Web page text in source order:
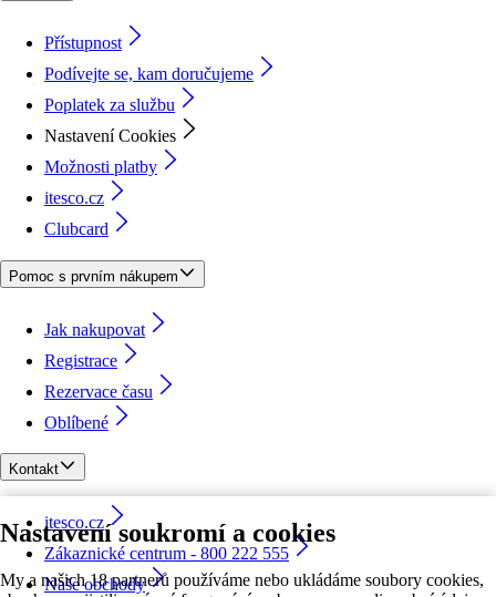
Nastavení soukromí a cookies
My a našich 18 partnerů používáme nebo ukládáme soubory cookies,
Přístupnost
Podívejte se, kam doručujeme
Poplatek za službu
Nastavení Cookies
Možnosti platby
itesco.cz
Clubcard
Pomoc s prvním nákupem
Jak nakupovat
Registrace
Rezervace času
Oblíbené
Kontakt
itesco.cz
Zákaznické centrum - 800 222 555
Naše obchody